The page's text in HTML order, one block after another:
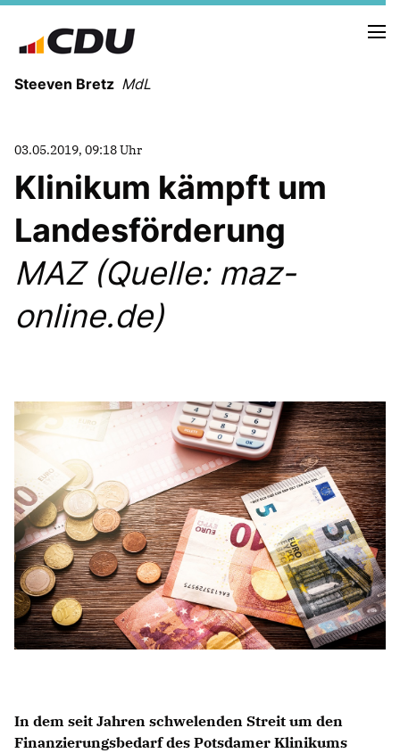
Steeven Bretz MdL
VITA
WAHLKREISBESUCHE
PRESSEFOTOS
MEIN BÜRGERBÜRO
Anträge CDU
Kleine Anfragen
CDU Deutschland
CDU Fraktion im Brandenburger Landtag
CDU Brandenburg
CDU Potsdam
03.05.2019, 09:18 Uhr
Klinikum kämpft um
Landesförderung
MAZ (Quelle: maz-
online.de)
In dem seit Jahren schwelenden Streit um den
Finanzierungsbedarf des Potsdamer Klinikums